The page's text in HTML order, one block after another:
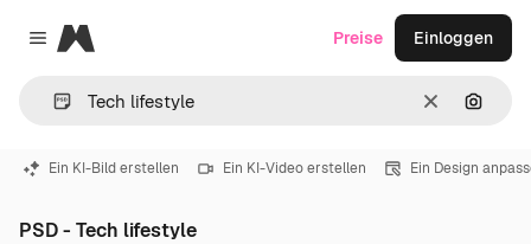
Close menu
Magnific
LöschenNach
Preise Einloggen
Ein KI-Bild erstellen Ein KI-Video erstellen Ein Design
PSD - Tech lifestyle